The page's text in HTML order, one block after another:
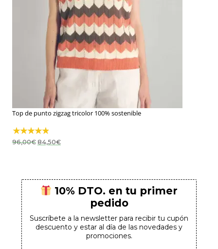
Top de punto zigzag tricolor 100% sostenible
96,00€ El
precio
84,50€El
precio
10% DTO. en tu primer
pedido
Suscríbete a la newsletter para recibir tu cupón
descuento y estar al día de las novedades y
promociones.